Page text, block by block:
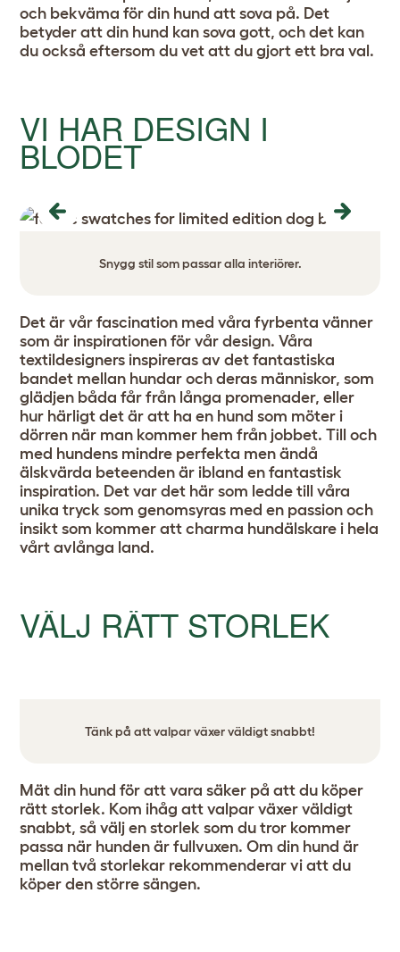
och bekväma för din hund att sova på. Det
betyder att din hund kan sova gott, och det kan
du också eftersom du vet att du gjort ett bra val.
VI HAR DESIGN I
BLODET
Snygg stil som passar alla interiörer.
Previous Next
Det är vår fascination med våra fyrbenta vänner
som är inspirationen för vår design. Våra
textildesigners inspireras av det fantastiska
bandet mellan hundar och deras människor, som
glädjen båda får från långa promenader, eller
hur härligt det är att ha en hund som möter i
dörren när man kommer hem från jobbet. Till och
med hundens mindre perfekta men ändå
älskvärda beteenden är ibland en fantastisk
inspiration. Det var det här som ledde till våra
unika tryck som genomsyras med en passion och
insikt som kommer att charma hundälskare i hela
vårt avlånga land.
VÄLJ RÄTT STORLEK
Tänk på att valpar växer väldigt snabbt!
Mät din hund för att vara säker på att du köper
rätt storlek. Kom ihåg att valpar växer väldigt
snabbt, så välj en storlek som du tror kommer
passa när hunden är fullvuxen. Om din hund är
mellan två storlekar rekommenderar vi att du
köper den större sängen.